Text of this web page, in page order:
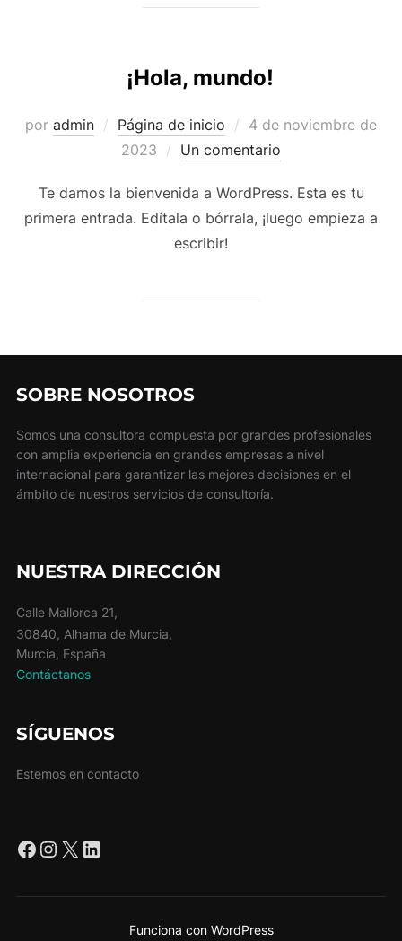
¡Hola, mundo!
por admin Página de inicio
Publicado
el
4 de noviembre de
2023
Un comentario
Te damos la bienvenida a WordPress. Esta es tu
primera entrada. Edítala o bórrala, ¡luego empieza a
escribir!
SOBRE NOSOTROS
Somos una consultora compuesta por grandes profesionales
con amplia experiencia en grandes empresas a nivel
internacional para garantizar las mejores decisiones en el
ámbito de nuestros servicios de consultoría.
NUESTRA DIRECCIÓN
Calle Mallorca 21,
30840, Alhama de Murcia,
Murcia, España
Contáctanos
SÍGUENOS
Estemos en contacto
Facebook
Instagram
X LinkedIn
Funciona con WordPress